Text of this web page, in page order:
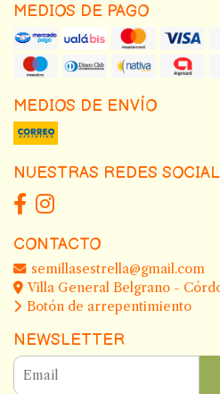
MEDIOS DE PAGO
MEDIOS DE ENVÍO
NUESTRAS REDES
CONTACTO
semillasestrella@gmail.com
Villa General Belgrano -
Botón de arrepentimiento
NEWSLETTER